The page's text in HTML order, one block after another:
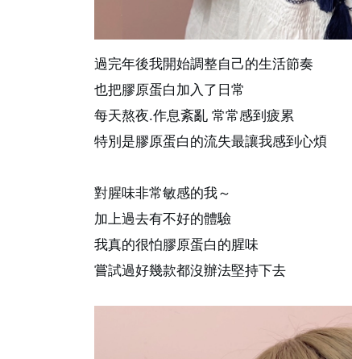
過完年後我開始調整自己的生活節奏
也把膠原蛋白加入了日常
每天熬夜.作息紊亂 常常感到疲累
特別是膠原蛋白的流失最讓我感到心煩
對腥味非常敏感的我～
加上過去有不好的體驗
我真的很怕膠原蛋白的腥味
嘗試過好幾款都沒辦法堅持下去